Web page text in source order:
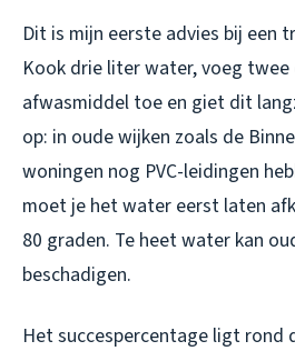
Dit is mijn eerste advies bij een
Kook drie liter water, voeg twee
afwasmiddel toe en giet dit
op: in oude wijken zoals de
woningen nog PVC-leidingen
moet je het water eerst laten
80 graden. Te heet water kan
beschadigen.
Het succespercentage ligt rond